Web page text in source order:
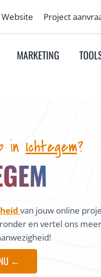
Website Project
MARKETING
inIchtegem?
van jouw online
en vertel ons
←